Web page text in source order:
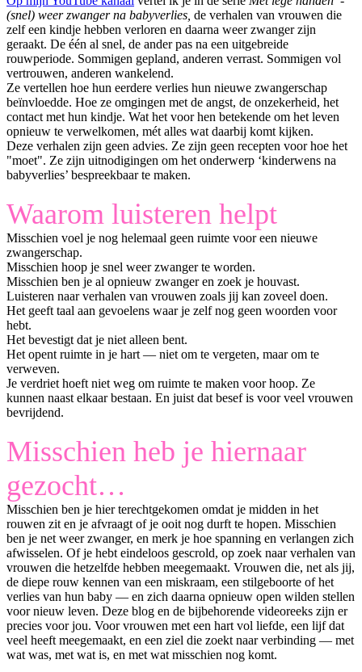
(snel) weer zwanger na babyverlies, de verhalen van vrouwen die
zelf een kindje hebben verloren en daarna weer zwanger zijn
geraakt. De één al snel, de ander pas na een uitgebreide
rouwperiode. Sommigen gepland, anderen verrast. Sommigen vol
vertrouwen, anderen wankelend.
Ze vertellen hoe hun eerdere verlies hun nieuwe zwangerschap
beïnvloedde. Hoe ze omgingen met de angst, de onzekerheid, het
contact met hun kindje. Wat het voor hen betekende om het leven
opnieuw te verwelkomen, mét alles wat daarbij komt kijken.
Deze verhalen zijn geen advies. Ze zijn geen recepten voor hoe het
"moet". Ze zijn uitnodigingen om het onderwerp ‘kinderwens na
babyverlies’ bespreekbaar te maken.
Waarom luisteren helpt
Misschien voel je nog helemaal geen ruimte voor een nieuwe
zwangerschap.
Misschien hoop je snel weer zwanger te worden.
Misschien ben je al opnieuw zwanger en zoek je houvast.
Luisteren naar verhalen van vrouwen zoals jij kan zoveel doen.
Het geeft taal aan gevoelens waar je zelf nog geen woorden voor
hebt.
Het bevestigt dat je niet alleen bent.
Het opent ruimte in je hart — niet om te vergeten, maar om te
verweven.
Je verdriet hoeft niet weg om ruimte te maken voor hoop. Ze
kunnen naast elkaar bestaan. En juist dat besef is voor veel vrouwen
bevrijdend.
Misschien heb je hiernaar
gezocht…
Misschien ben je hier terechtgekomen omdat je midden in het
rouwen zit en je afvraagt of je ooit nog durft te hopen. Misschien
ben je net weer zwanger, en merk je hoe spanning en verlangen zich
afwisselen. Of je hebt eindeloos gescrold, op zoek naar verhalen van
vrouwen die hetzelfde hebben meegemaakt. Vrouwen die, net als jij,
de diepe rouw kennen van een miskraam, een stilgeboorte of het
verlies van hun baby — en zich daarna opnieuw open wilden stellen
voor nieuw leven. Deze blog en de bijbehorende videoreeks zijn er
precies voor jou. Voor vrouwen met een hart vol liefde, een lijf dat
veel heeft meegemaakt, en een ziel die zoekt naar verbinding — met
wat was, met wat is, en met wat misschien nog komt.